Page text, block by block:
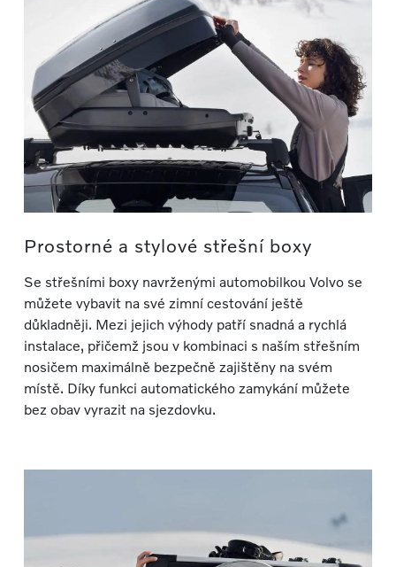
Prostorné a stylové střešní boxy
Se střešními boxy navrženými automobilkou Volvo se
můžete vybavit na své zimní cestování ještě
důkladněji. Mezi jejich výhody patří snadná a rychlá
instalace, přičemž jsou v kombinaci s naším střešním
nosičem maximálně bezpečně zajištěny na svém
místě. Díky funkci automatického zamykání můžete
bez obav vyrazit na sjezdovku.